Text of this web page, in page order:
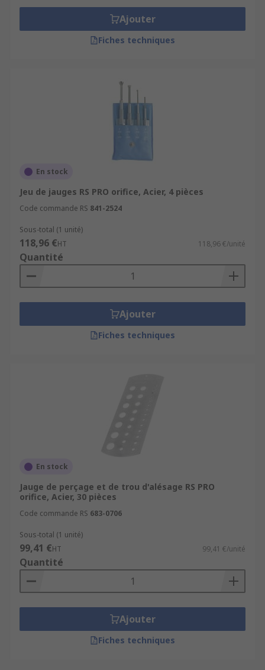
Ajouter
Fiches techniques
En stock
Jeu de jauges RS PRO orifice, Acier, 4 pièces
Code commande RS 841-2524
Sous-total (1 unité)
118,96 €HT 118,96 €/unité
Quantité
Ajouter
Fiches techniques
En stock
Jauge de perçage et de trou d'alésage RS PRO
orifice, Acier, 30 pièces
Code commande RS 683-0706
Sous-total (1 unité)
99,41 €HT 99,41 €/unité
Quantité
Ajouter
Fiches techniques